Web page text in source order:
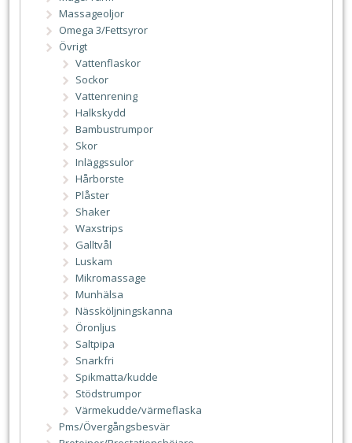
Massageoljor
Omega 3/Fettsyror
Övrigt
Vattenflaskor
Sockor
Vattenrening
Halkskydd
Bambustrumpor
Skor
Inläggssulor
Hårborste
Plåster
Shaker
Waxstrips
Galltvål
Luskam
Mikromassage
Munhälsa
Nässköljningskanna
Öronljus
Saltpipa
Snarkfri
Spikmatta/kudde
Stödstrumpor
Värmekudde/värmeflaska
Pms/Övergångsbesvär